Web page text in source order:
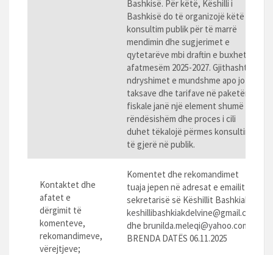
Bashkisë. Për këtë, Këshilli i
Bashkisë do të organizojë këtë
konsultim publik për të marrë
mendimin dhe sugjerimet e
qytetarëve mbi draftin e buxhetit
afatmesëm 2025-2027. Gjithashtu,
ndryshimet e mundshme apo jo te
taksave dhe tarifave në paketën
fiskale janë një element shumë i
rëndësishëm dhe proces i cili
duhet tëkalojë përmes konsultimit
të gjerë në publik.
Kontaktet dhe
afatet e
dërgimit të
komenteve,
rekomandimeve,
vërejtjeve;
Komentet dhe rekomandimet
tuaja jepen në adresat e emailit të
sekretarisë së Këshillit Bashkiak:
keshillibashkiakdelvine@gmail.com
dhe brunilda.meleqi@yahoo.com
BRENDA DATËS 06.11.2025